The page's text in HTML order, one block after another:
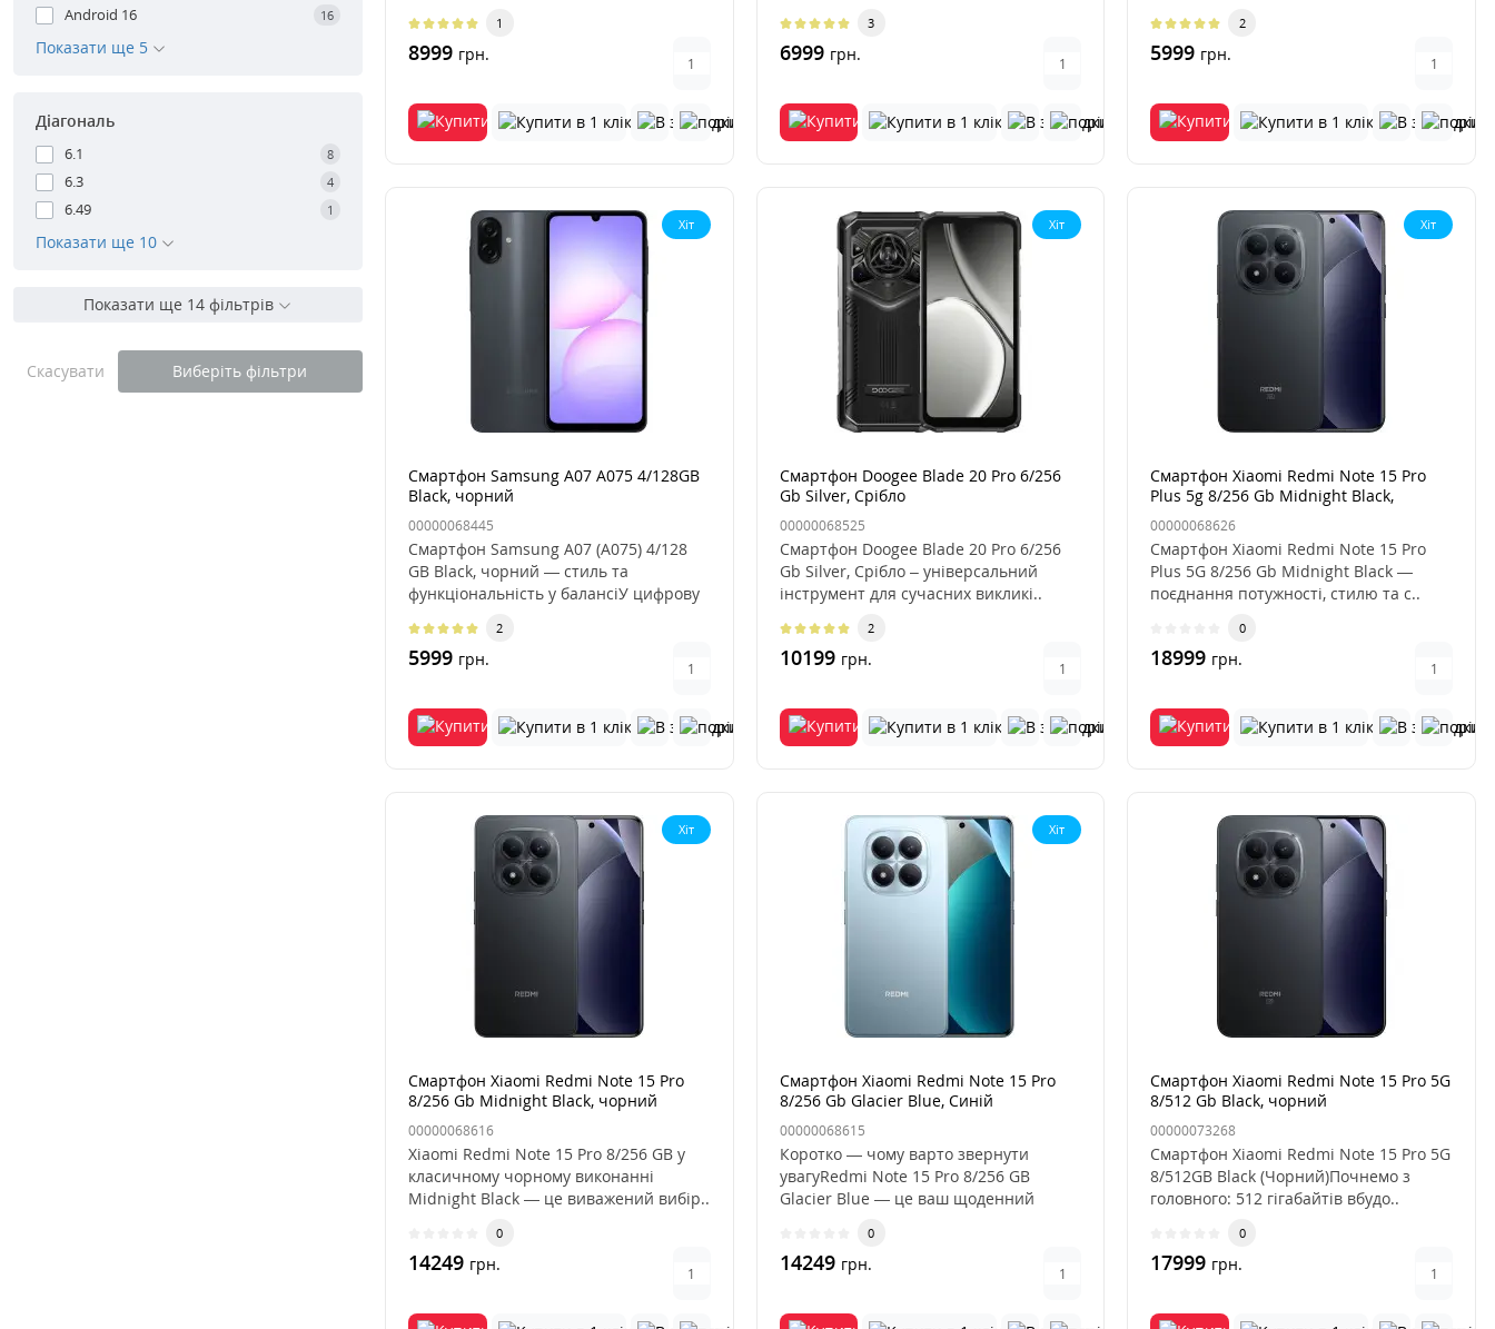
Android 16 16
Показати ще 5
Діагональ
6.1 8
6.3 4
6.49 1
Показати ще 10
Показати ще 14 фільтрів
Скасувати Виберіть фільтри
1
8999 грн.
3
6999 грн.
2
5999 грн.
Хіт
Смартфон Samsung A07 A075 4/128GB
Black, чорний
00000068445
Смартфон Samsung A07 (A075) 4/128
GB Black, чорний — стиль та
функціональність у балансіУ цифрову
2
5999 грн.
Хіт
Смартфон Doogee Blade 20 Pro 6/256
Gb Silver, Срібло
00000068525
Смартфон Doogee Blade 20 Pro 6/256
Gb Silver, Срібло – універсальний
інструмент для сучасних викликі..
2
10199 грн.
Хіт
Смартфон Xiaomi Redmi Note 15 Pro
Plus 5g 8/256 Gb Midnight Black,
чорний
00000068626
Смартфон Xiaomi Redmi Note 15 Pro
Plus 5G 8/256 Gb Midnight Black —
поєднання потужності, стилю та с..
0
18999 грн.
Хіт
Смартфон Xiaomi Redmi Note 15 Pro
8/256 Gb Midnight Black, чорний
00000068616
Xiaomi Redmi Note 15 Pro 8/256 GB у
класичному чорному виконанні
Midnight Black — це виважений вибір..
0
14249 грн.
Хіт
Смартфон Xiaomi Redmi Note 15 Pro
8/256 Gb Glacier Blue, Синій
00000068615
Коротко — чому варто звернути
увагуRedmi Note 15 Pro 8/256 GB
Glacier Blue — це ваш щоденний
0
14249 грн.
Смартфон Xiaomi Redmi Note 15 Pro 5G
8/512 Gb Black, чорний
00000073268
Смартфон Xiaomi Redmi Note 15 Pro 5G
8/512GB Black (Чорний)Почнемо з
головного: 512 гігабайтів вбудо..
0
17999 грн.